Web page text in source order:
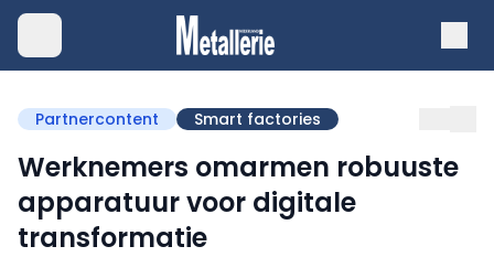
Partnercontent Smart factories
Werknemers omarmen robuuste
apparatuur voor digitale
transformatie